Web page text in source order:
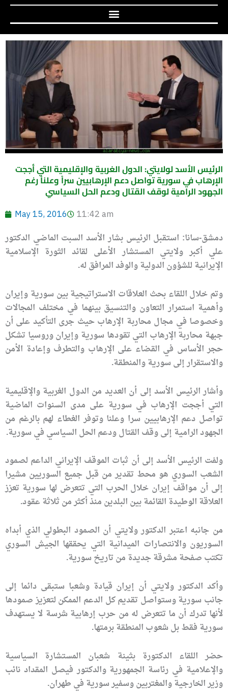
الرئيس الأسد لولايتي: الدول الغربية والإقليمية التي أججت
الإرهاب في سورية تواصل دعم الإرهابيين سراً وعلناً رغم
الجهود الرامية لوقف القتال ودعم الحل السياسي
May 15, 2016 11:42 am
دمشق-سانا: استقبل الرئيس بشار الأسد السبت الماضي الدكتور
علي أكبر ولايتي المستشار الأعلى لقائد الثورة الإسلامية
الإيرانية للشؤون الدولية والوفد المرافق له.
وتم خلال اللقاء بحث العلاقات الاستراتيجية بين سورية وإيران
وأهمية استمرار التعاون والتنسيق بينهما في مختلف المجالات
وخصوصا في مجال محاربة الإرهاب حيث جرى التأكيد على أن
جبهة محاربة الإرهاب التي تقودها سورية وإيران وروسيا تشكل
حجر الأساس في القضاء على الإرهاب والتطرف وإعادة الأمن
والاستقرار إلى سورية والمنطقة.
وأشار الرئيس الأسد إلى أن العديد من الدول الغربية والإقليمية
التي أججت الإرهاب في سورية على مدى السنوات الماضية
تواصل دعم الإرهابيين سرا وعلنا وتوفر الغطاء لهم بالرغم من
الجهود الرامية إلى وقف القتال ودعم الحل السياسي في سورية.
ولفت الرئيس الأسد إلى أن ثبات الموقف الإيراني الداعم لصمود
الشعب السوري هو محط تقدير من قبل جميع السوريين مشيرا
إلى أن مواقف إيران خلال الحرب التي تتعرض لها سورية تعزز
العلاقة الوطيدة القائمة بين البلدين منذ أكثر من ثلاثة عقود.
من جانبه اعتبر الدكتور ولايتي أن الصمود البطولي الذي أبداه
السوريون والانتصارات الميدانية التي يحققها الجيش السوري
تكتب صفحة مشرقة جديدة من تاريخ سورية.
وأكد الدكتور ولايتي أن إيران قيادة وشعبا ستبقى دائما إلى
جانب سورية وستواصل تقديم كل الدعم الممكن لتعزيز صمودها
لأنها تدرك أن ما تتعرض له من حرب إرهابية شرسة لا يستهدف
سورية فقط بل شعوب المنطقة برمتها.
حضر اللقاء الدكتورة بثينة شعبان المستشارة السياسية
والإعلامية في رئاسة الجمهورية والدكتور فيصل المقداد نائب
وزير الخارجية والمغتربين وسفير سورية في طهران.